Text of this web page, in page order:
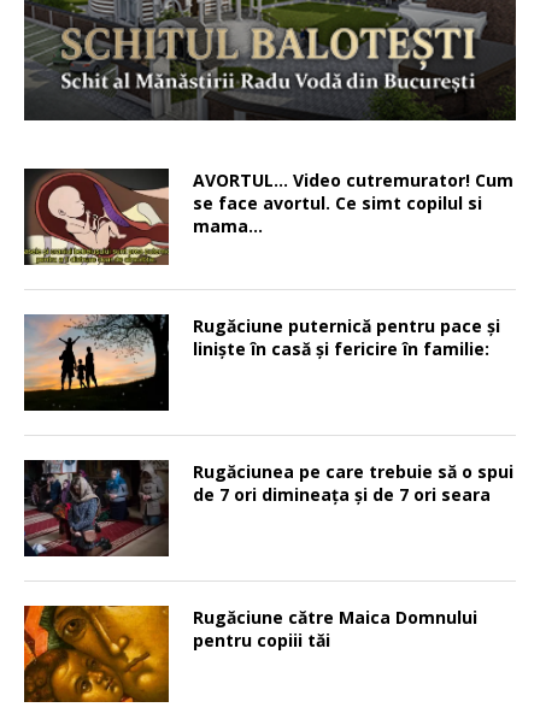
AVORTUL… Video cutremurator! Cum
se face avortul. Ce simt copilul si
mama…
Rugăciune puternică pentru pace şi
linişte în casă şi fericire în familie:
Rugăciunea pe care trebuie să o spui
de 7 ori dimineața și de 7 ori seara
Rugăciune către Maica Domnului
pentru copiii tăi